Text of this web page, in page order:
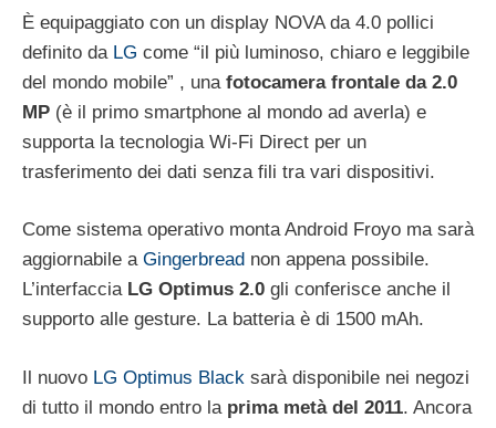
È equipaggiato con un display NOVA da 4.0 pollici
definito da LG come “il più luminoso, chiaro e leggibile
del mondo mobile” , una fotocamera frontale da 2.0
MP (è il primo smartphone al mondo ad averla) e
supporta la tecnologia Wi-Fi Direct per un
trasferimento dei dati senza fili tra vari dispositivi.
Come sistema operativo monta Android Froyo ma sarà
aggiornabile a Gingerbread non appena possibile.
L’interfaccia LG Optimus 2.0 gli conferisce anche il
supporto alle gesture. La batteria è di 1500 mAh.
Il nuovo LG Optimus Black sarà disponibile nei negozi
di tutto il mondo entro la prima metà del 2011. Ancora